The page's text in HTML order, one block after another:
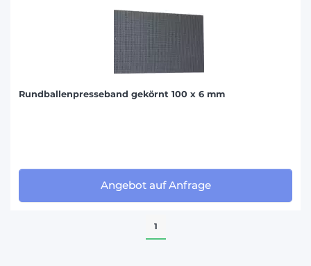
Rundballenpresseband gekörnt 100 x 6 mm
Angebot auf Anfrage
1